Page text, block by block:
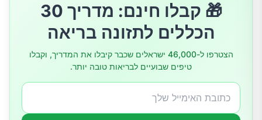
4. תרופות נוגדות דלקת
7. חימום לפני פעילות
🎁 קבלו חינם: מדריך 30
הכללים לתזונה בריאה
הצטרפו ל-46,000 ישראלים שכבר קיבלו את המדריך, וקבלו
טיפים שבועיים לבריאות טובה יותר.